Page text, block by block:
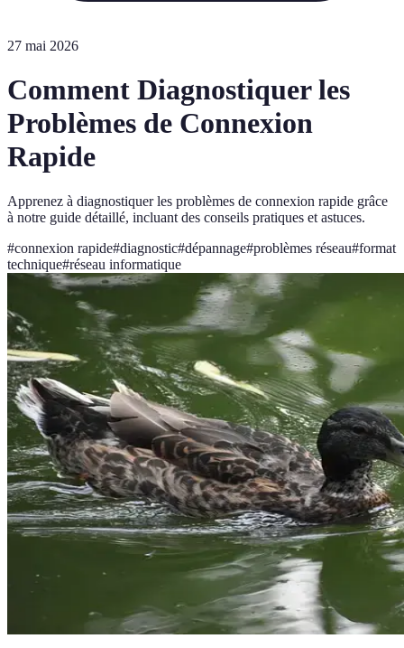
27 mai 2026
Comment Diagnostiquer les
Problèmes de Connexion
Rapide
Apprenez à diagnostiquer les problèmes de connexion rapide grâce
à notre guide détaillé, incluant des conseils pratiques et astuces.
#connexion rapide#diagnostic#dépannage#problèmes réseau#format
technique#réseau informatique